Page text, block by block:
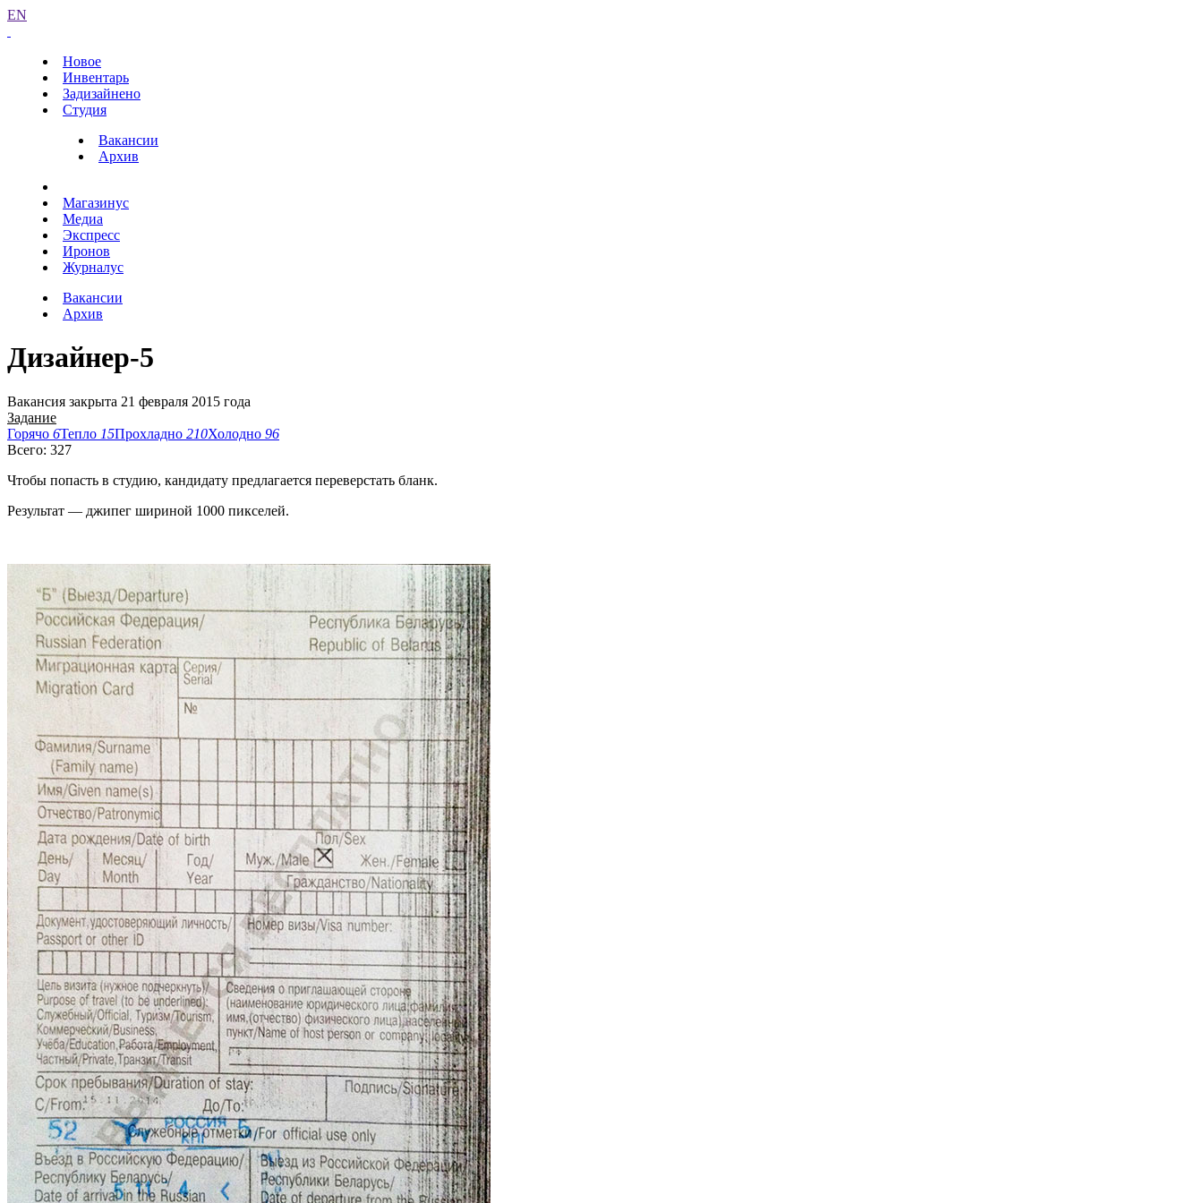
EN
Новое
Инвентарь
Задизайнено
Студия
Вакансии
Архив
Магазинус
Медиа
Экспресс
Иронов
Журналус
Вакансии
Архив
Дизайнер-5
Вакансия закрыта 21 февраля 2015 года
Задание
Горячо 6Тепло 15Прохладно 210Холодно 96
Всего: 327
Чтобы попасть в студию, кандидату предлагается переверстать бланк.
Результат — джипег шириной 1000 пикселей.